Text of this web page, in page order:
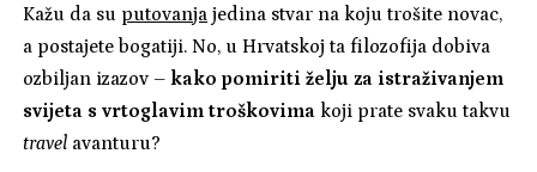
Kažu da su putovanja jedina stvar na koju trošite novac,
a postajete bogatiji. No, u Hrvatskoj ta filozofija dobiva
ozbiljan izazov – kako pomiriti želju za istraživanjem
svijeta s vrtoglavim troškovima koji prate svaku takvu
travel avanturu?